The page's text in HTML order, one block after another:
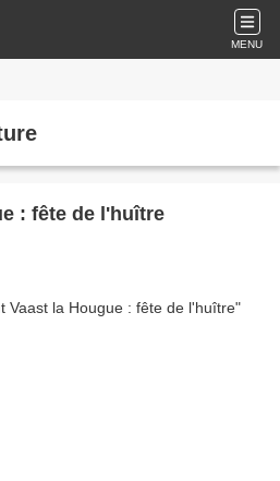
MENU
: fête de l'huître